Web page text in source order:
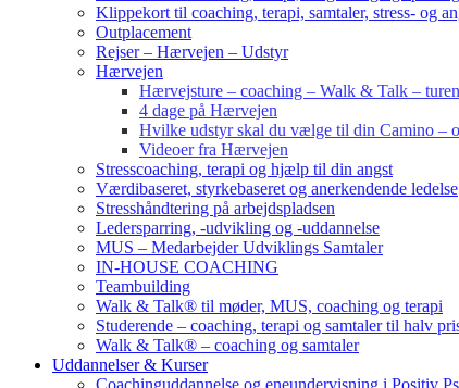
Klippekort til coaching, terapi, samtaler, stress- og
Outplacement
Rejser – Hærvejen – Udstyr
Hærvejen
Hærvejsture – coaching – Walk & Talk –
4 dage på Hærvejen
Hvilke udstyr skal du vælge til din Camino –
Videoer fra Hærvejen
Stresscoaching, terapi og hjælp til din angst
Værdibaseret, styrkebaseret og anerkendende ledelse
Stresshåndtering på arbejdspladsen
Ledersparring, -udvikling og -uddannelse
MUS – Medarbejder Udviklings Samtaler
IN-HOUSE COACHING
Teambuilding
Walk & Talk® til møder, MUS, coaching og terapi
Studerende – coaching, terapi og samtaler til halv
Walk & Talk® – coaching og samtaler
Uddannelser & Kurser
Coachinguddannelse og eneundervisning i Positiv